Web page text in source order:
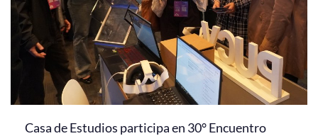
Casa de Estudios participa en 30° Encuentro